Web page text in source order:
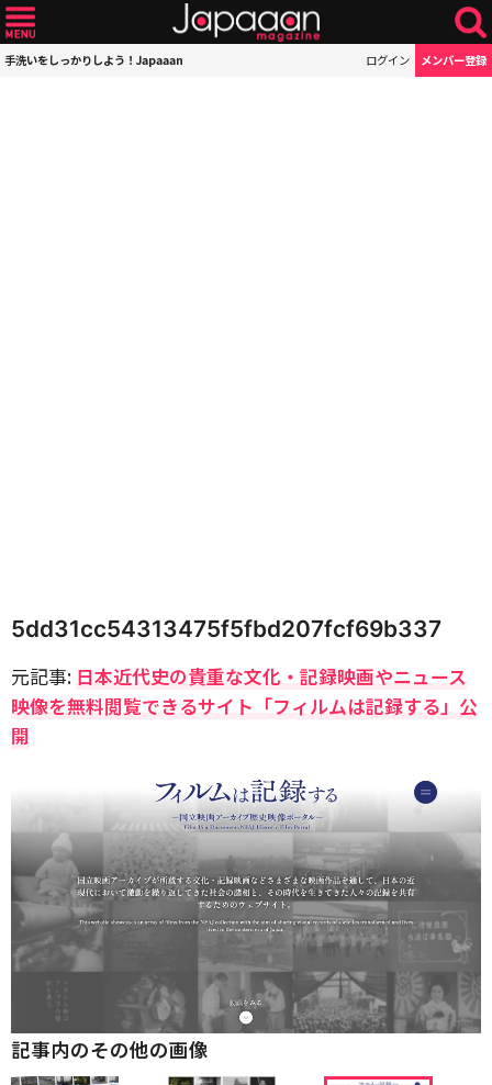
手洗いをしっかりしよう！Japaaan ログイン メンバー登録
5dd31cc54313475f5fbd207fcf69b337
元記事: 日本近代史の貴重な文化・記録映画やニュース
映像を無料閲覧できるサイト「フィルムは記録する」公
開
記事内のその他の画像